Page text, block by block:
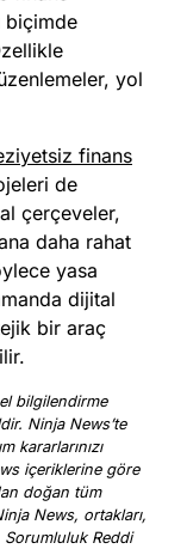
biçimde
yol
finans
de
çerçeveler,
daha rahat
yasa
dijital
bir araç
bilgilendirme
Ninja News’te
kararlarınızı
içeriklerine göre
doğan tüm
News, ortakları,
Sorumluluk Reddi